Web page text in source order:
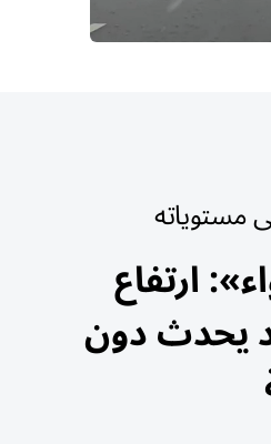
مستوياته
ارتفاع
يحدث دون